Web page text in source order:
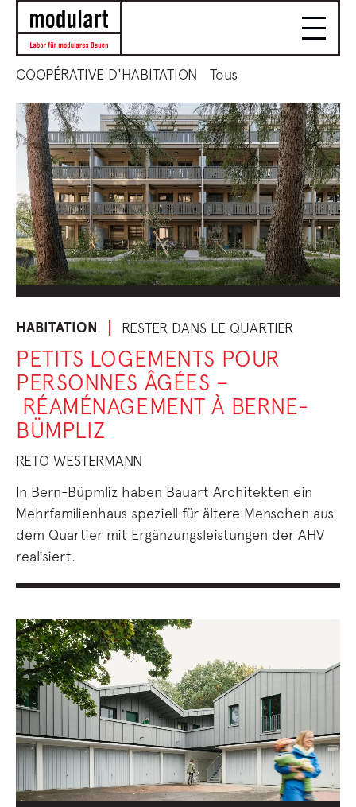
COOPÉRATIVE D'HABITATION Tous
HABITATION RESTER DANS LE QUARTIER
PETITS LOGEMENTS POUR
PERSONNES ÂGÉES –
RÉAMÉNAGEMENT À BERNE-
BÜMPLIZ
RETO WESTERMANN
In Bern-Büpmliz haben Bauart Architekten ein
Mehrfamilienhaus speziell für ältere Menschen aus
dem Quartier mit Ergänzungsleistungen der AHV
realisiert.